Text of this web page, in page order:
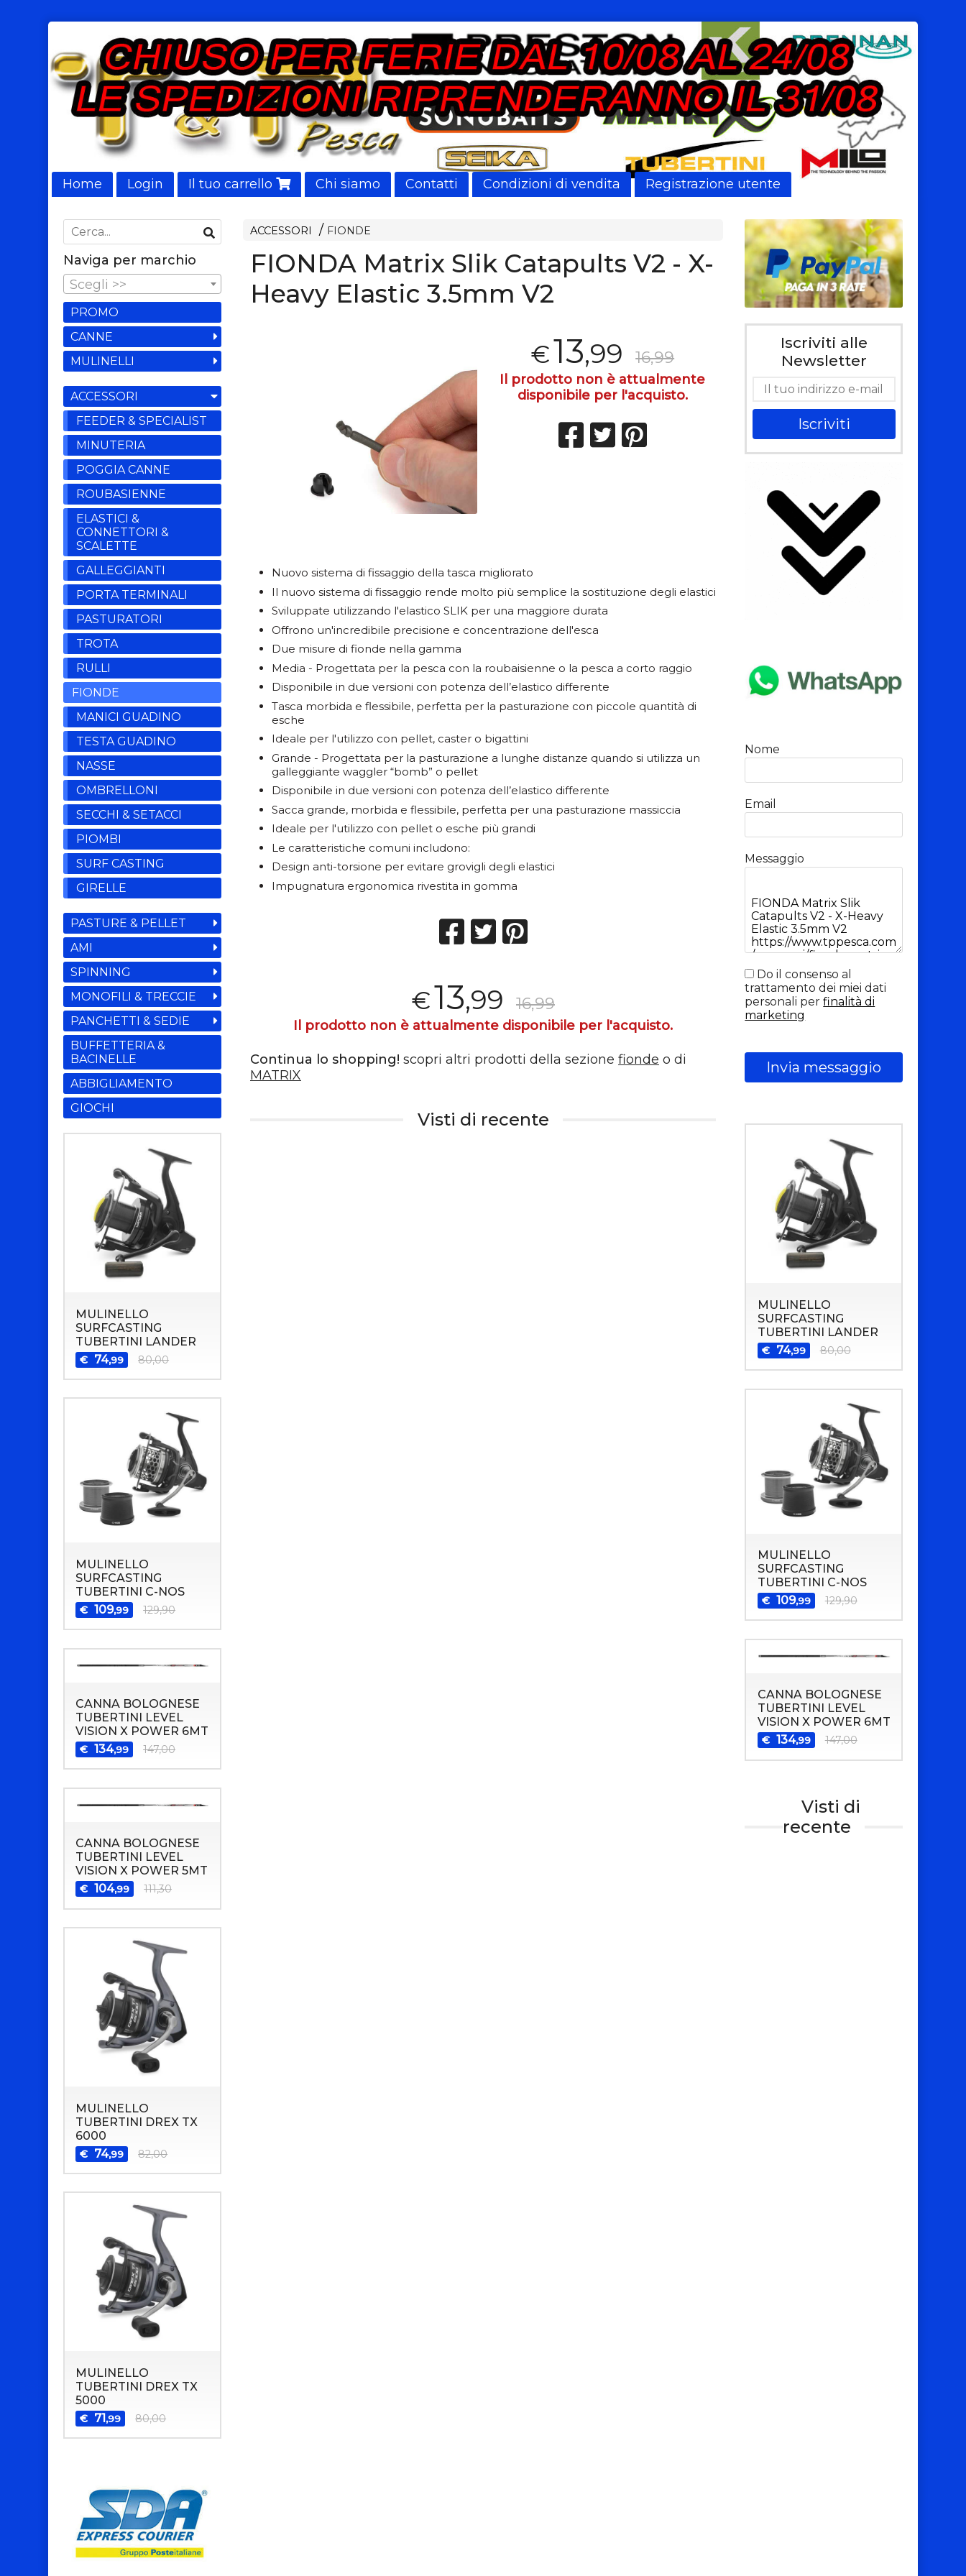
Home Login Il tuo carrello Chi siamo Contatti Condizioni di vendita
Registrazione utente
ACCESSORI FIONDE
FIONDA Matrix Slik Catapults V2 - X-
Heavy Elastic 3.5mm V2
€13,99 16,99
Il prodotto non è attualmente
disponibile per l'acquisto.
Nuovo sistema di fissaggio della tasca migliorato
Il nuovo sistema di fissaggio rende molto più semplice la sostituzione degli elastici
Sviluppate utilizzando l'elastico SLIK per una maggiore durata
Offrono un'incredibile precisione e concentrazione dell'esca
Due misure di fionde nella gamma
Media - Progettata per la pesca con la roubaisienne o la pesca a corto raggio
Disponibile in due versioni con potenza dell’elastico differente
Tasca morbida e flessibile, perfetta per la pasturazione con piccole quantità di
esche
Ideale per l'utilizzo con pellet, caster o bigattini
Grande - Progettata per la pasturazione a lunghe distanze quando si utilizza un
galleggiante waggler “bomb” o pellet
Disponibile in due versioni con potenza dell’elastico differente
Sacca grande, morbida e flessibile, perfetta per una pasturazione massiccia
Ideale per l'utilizzo con pellet o esche più grandi
Le caratteristiche comuni includono:
Design anti-torsione per evitare grovigli degli elastici
Impugnatura ergonomica rivestita in gomma
€13,99 16,99
Il prodotto non è attualmente disponibile per l'acquisto.
Continua lo shopping! scopri altri prodotti della sezione fionde o di
MATRIX
Visti di recente
Naviga per marchio
Scegli >>
PROMO
CANNE
MULINELLI
ACCESSORI
FEEDER & SPECIALIST
MINUTERIA
POGGIA CANNE
ROUBASIENNE
ELASTICI &
CONNETTORI &
SCALETTE
GALLEGGIANTI
PORTA TERMINALI
PASTURATORI
TROTA
RULLI
FIONDE
MANICI GUADINO
TESTA GUADINO
NASSE
OMBRELLONI
SECCHI & SETACCI
PIOMBI
SURF CASTING
GIRELLE
PASTURE & PELLET
AMI
SPINNING
MONOFILI & TRECCIE
PANCHETTI & SEDIE
BUFFETTERIA &
BACINELLE
ABBIGLIAMENTO
GIOCHI
MULINELLO
SURFCASTING
TUBERTINI LANDER
€ 74,99 80,00
MULINELLO
SURFCASTING
TUBERTINI C-NOS
€ 109,99 129,90
CANNA BOLOGNESE
TUBERTINI LEVEL
VISION X POWER 6MT
€ 134,99 147,00
CANNA BOLOGNESE
TUBERTINI LEVEL
VISION X POWER 5MT
€ 104,99 111,30
MULINELLO
TUBERTINI DREX TX
6000
€ 74,99 82,00
MULINELLO
TUBERTINI DREX TX
5000
€ 71,99 80,00
Iscriviti alle
Newsletter
Iscriviti
Nome
Email
Messaggio
Do il consenso al
trattamento dei miei dati
personali perfinalità di
marketing
Invia messaggio
MULINELLO
SURFCASTING
TUBERTINI LANDER
€ 74,99 80,00
MULINELLO
SURFCASTING
TUBERTINI C-NOS
€ 109,99 129,90
CANNA BOLOGNESE
TUBERTINI LEVEL
VISION X POWER 6MT
€ 134,99 147,00
Visti di
recente